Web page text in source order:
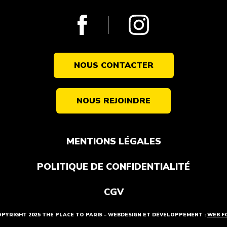
NOUS CONTACTER
NOUS REJOINDRE
MENTIONS LÉGALES
POLITIQUE DE CONFIDENTIALITÉ
CGV
2025 THE PLACE TO PARIS – WEBDESIGN ET DÉVELOPPEMENT : WEB